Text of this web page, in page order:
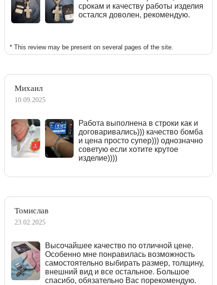
срокам и качеству работы изделия
остался доволен, рекомендую.
* This review may be present on several pages of the site.
Михаил
10.09.2025
Работа выполнена в строки как и
договаривались))) качество бомба
и цена просто супер))) однозначно
советую если хотите крутое
изделие))))
Томислав
23.02.2025
Высочайшее качество по отличной цене.
Особенно мне понравилась возможность
самостоятельно выбирать размер, толщину,
внешний вид и все остальное. Большое
спасибо, обязательно Вас порекомендую.